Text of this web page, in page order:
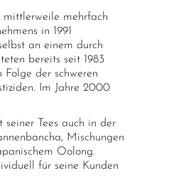
Teefarm (siehe
Highest Grade
mehrfach
in 1991
an einem durch
bereits seit 1983
der schweren
Im Jahre 2000
Tees auch in der
Mischungen
Oolong.
für seine Kunden